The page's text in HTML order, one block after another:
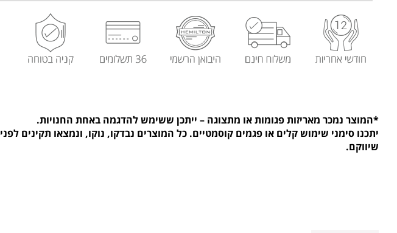
*המוצר נמכר מאריזות פגומות או מתצוגה – ייתכן ששימש להדגמה באחת החנויות.
יתכנו סימני שימוש קלים או פגמים קוסמטיים. כל המוצרים נבדקו, נוקו, ונמצאו תקינים לפני
שיווקם.